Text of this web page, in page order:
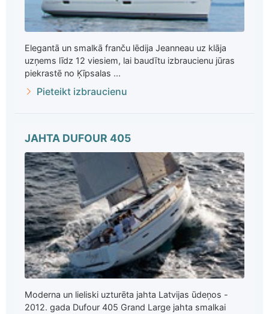
Elegantā un smalkā franču lēdija Jeanneau uz klāja
uzņems līdz 12 viesiem, lai baudītu izbraucienu jūras
piekrastē no Ķīpsalas ...
Pieteikt izbraucienu
JAHTA DUFOUR 405
Moderna un lieliski uzturēta jahta Latvijas ūdeņos -
2012. gada Dufour 405 Grand Large jahta smalkai